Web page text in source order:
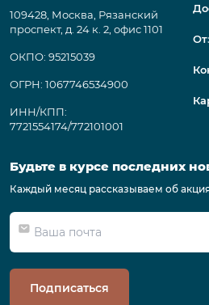
109428, Москва, Рязанский
проспект, д. 24 к. 2, офис 1101
ОКПО: 95215039
ОГРН: 1067746534900
ИНН/КПП:
7721554174/772101001
Будьте в курсе последних
Каждый месяц рассказываем об
Подписаться